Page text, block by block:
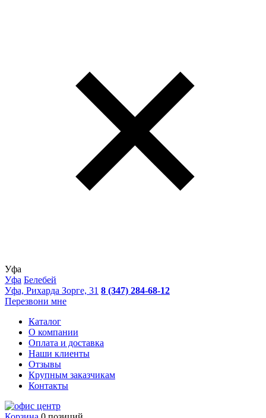
Уфа
Уфа Белебей
Уфа, Рихарда Зорге, 31 8 (347) 284-68-12
Перезвони мне
Каталог
О компании
Оплата и доставка
Наши клиенты
Отзывы
Крупным заказчикам
Контакты